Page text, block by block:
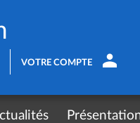
VOTRE COMPTE